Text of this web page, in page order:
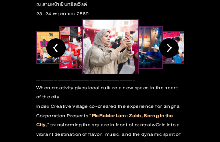
ณ ลานหน้าเซ็นทรัลเวิลด์
23–24 พฤษภาคม 2569
______________________________________________
When creativity gives local culture a new space in the heart
of the city
Index Creative Village co-created the experience for Singha
Corporation Presents“PlaRaMorLam: Zabb, Serng in the
City,”transforming the square in front of centralwOrld into a
vibrant destination of flavor, music, and the dynamic spirit of